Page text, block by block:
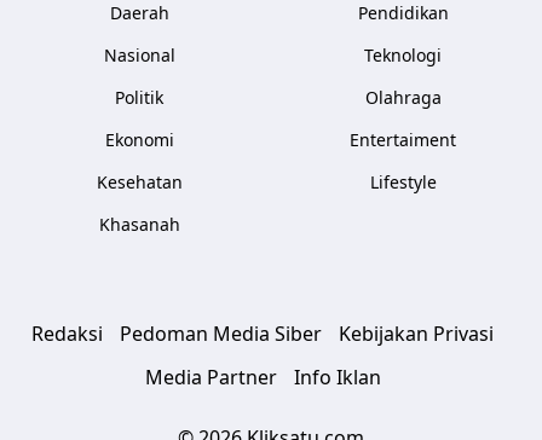
Daerah
Nasional
Politik
Ekonomi
Kesehatan
Khasanah
Pendidikan
Teknologi
Olahraga
Entertaiment
Lifestyle
Redaksi Pedoman Media Siber
Kebijakan Privasi
Media Partner
Info Iklan